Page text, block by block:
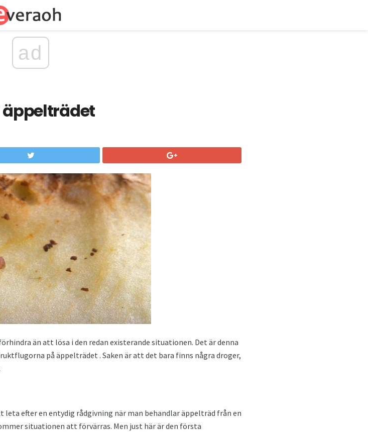
ad
än att lösa i den redan existerande situationen. Det är denna
på äppelträdet . Saken är att det bara finns några droger,
efter en entydig rådgivning när man behandlar äppelträd från en
situationen att förvärras. Men just här är den första